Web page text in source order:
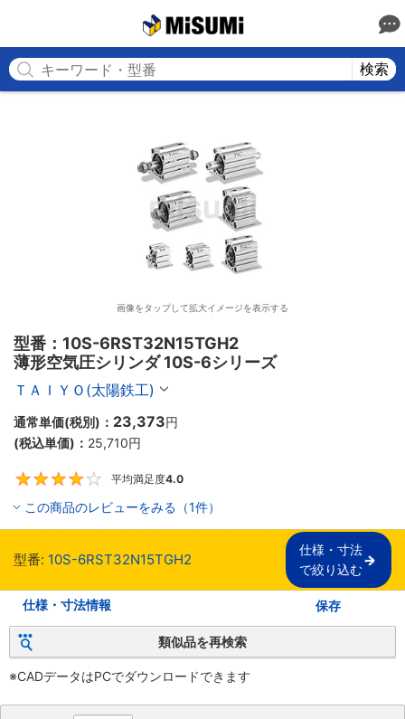
検索
画像をタップして拡大イメージを表示する
型番：10S-6RST32N15TGH2
薄形空気圧シリンダ 10S-6シリーズ
ＴＡＩＹＯ(太陽鉄工)
通常単価(税別)： 23,373円
(税込単価)： 25,710円
平均満足度4.0
この商品のレビューをみる（1件）
型番: 10S-6RST32N15TGH2
仕様・寸法
で絞り込む
仕様・寸法情報 保存
類似品を再検索
※CADデータはPCでダウンロードできます